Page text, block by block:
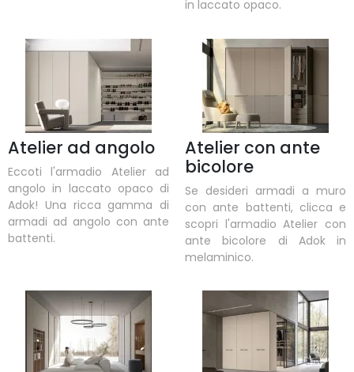
in laccato opaco.
Atelier ad angolo
Eccoti l'armadio Atelier ad
angolo in laccato opaco di
Adok! Una ricca gamma di
armadi ad angolo con ante
battenti.
Atelier con ante
bicolore
Se desideri armadi a muro
con ante battenti, clicca e
scopri l'armadio Atelier con
ante bicolore di Adok in
melaminico.